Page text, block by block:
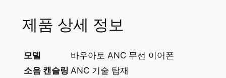
제품 상세 정보
모델
바우아토 ANC 무선 이어폰
소음 캔슬링 ANC 기술 탑재